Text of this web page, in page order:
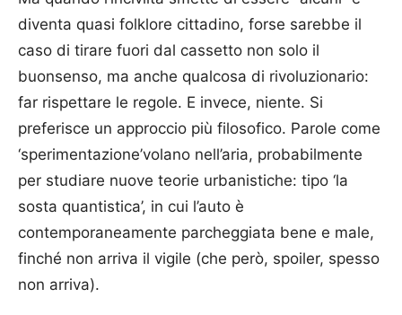
diventa quasi folklore cittadino, forse sarebbe il
caso di tirare fuori dal cassetto non solo il
buonsenso, ma anche qualcosa di rivoluzionario:
far rispettare le regole. E invece, niente. Si
preferisce un approccio più filosofico. Parole come
‘sperimentazione’volano nell’aria, probabilmente
per studiare nuove teorie urbanistiche: tipo ‘la
sosta quantistica’, in cui l’auto è
contemporaneamente parcheggiata bene e male,
finché non arriva il vigile (che però, spoiler, spesso
non arriva).